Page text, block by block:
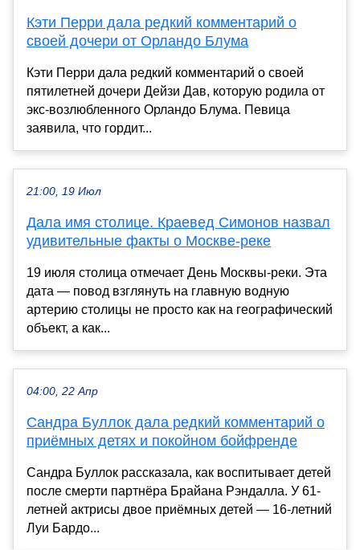
Кэти Перри дала редкий комментарий о
своей дочери от Орландо Блума
Кэти Перри дала редкий комментарий о своей
пятилетней дочери Дейзи Дав, которую родила от
экс-возлюбленного Орландо Блума. Певица
заявила, что гордит...
21:00, 19 Июл
Дала имя столице. Краевед Симонов назвал
удивительные факты о Москве-реке
19 июля столица отмечает День Москвы-реки. Эта
дата — повод взглянуть на главную водную
артерию столицы не просто как на географический
объект, а как...
04:00, 22 Апр
Сандра Буллок дала редкий комментарий о
приёмных детях и покойном бойфренде
Сандра Буллок рассказала, как воспитывает детей
после смерти партнёра Брайана Рэндалла. У 61-
летней актрисы двое приёмных детей — 16-летний
Луи Бардо...